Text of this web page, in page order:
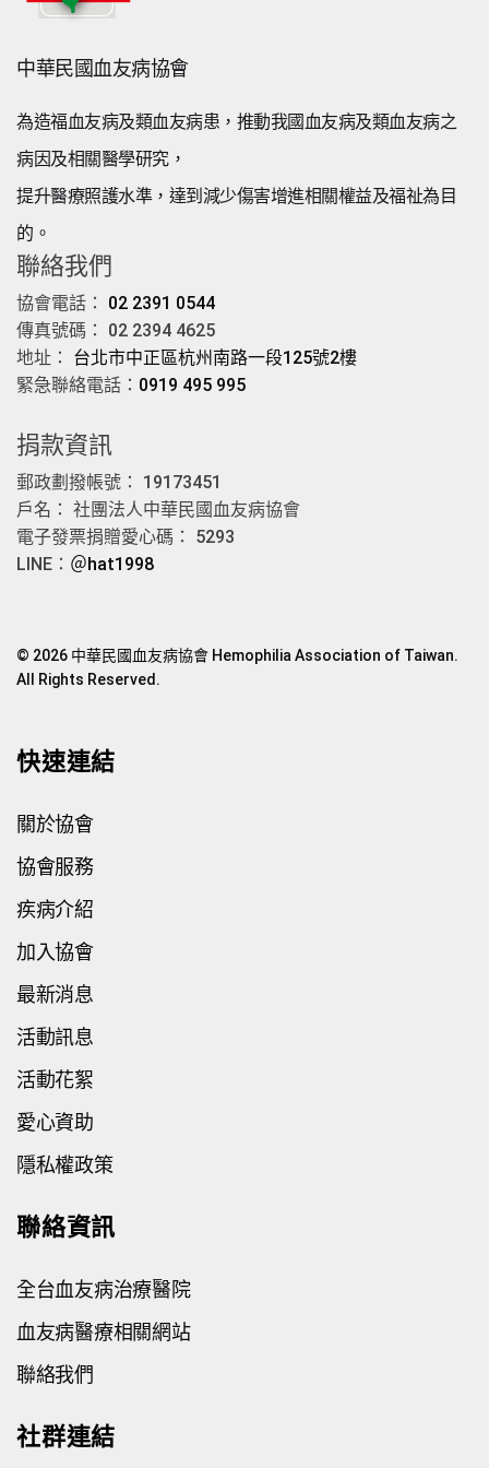
中華民國血友病協會
為造福血友病及類血友病患，推動我國血友病及類血友病之
病因及相關醫學研究，
提升醫療照護水準，達到減少傷害增進相關權益及福祉為目
的。
聯絡我們
協會電話： 02 2391 0544
傳真號碼： 02 2394 4625
地址： 台北市中正區杭州南路一段125號2樓
緊急聯絡電話： 0919 495 995
捐款資訊
郵政劃撥帳號： 19173451
戶名： 社團法人中華民國血友病協會
電子發票捐贈愛心碼： 5293
LINE： ＠hat1998
© 2026 中華民國血友病協會 Hemophilia Association of Taiwan.
All Rights Reserved.
快速連結
關於協會
協會服務
疾病介紹
加入協會
最新消息
活動訊息
活動花絮
愛心資助
隱私權政策
聯絡資訊
全台血友病治療醫院
血友病醫療相關網站
聯絡我們
社群連結